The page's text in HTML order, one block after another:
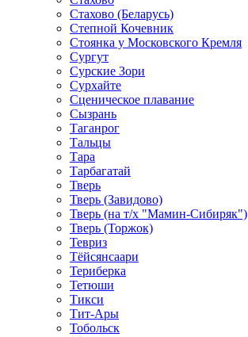
Стахово (Беларусь)
Степной Кочевник
Стоянка у Московского Кремля
Сургут
Сурские Зори
Сурхайте
Сценическое плавание
Сызрань
Таганрог
Тальцы
Тара
Тарбагатай
Тверь
Тверь (Завидово)
Тверь (на т/х "Мамин-Сибиряк")
Тверь (Торжок)
Тевриз
Тёйсянсаари
Териберка
Тетюши
Тикси
Тит-Ары
Тобольск